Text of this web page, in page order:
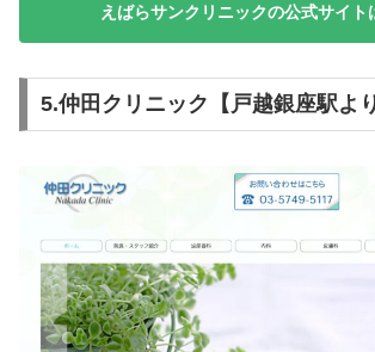
えばらサンクリニックの公式サイト
5.仲田クリニック【戸越銀座駅よ